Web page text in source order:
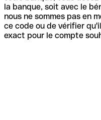
la banque, soit avec le
nous ne sommes pas en
ce code ou de vérifier
exact pour le compte